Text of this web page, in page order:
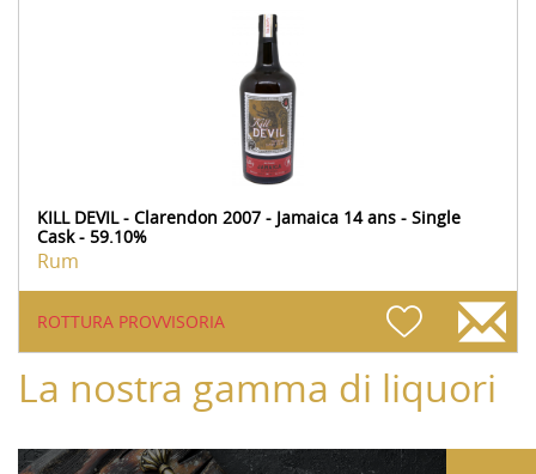
KILL DEVIL - Clarendon 2007 - Jamaica 14 ans - Single
Cask - 59.10%
Rum
ROTTURA PROVVISORIA
La nostra gamma di liquori